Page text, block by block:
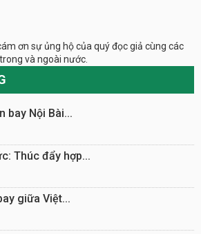
ơn sự ủng hộ của quý đọc giả cùng các
và ngoài nước.
bay Nội Bài...
Thúc đẩy hợp...
giữa Việt...